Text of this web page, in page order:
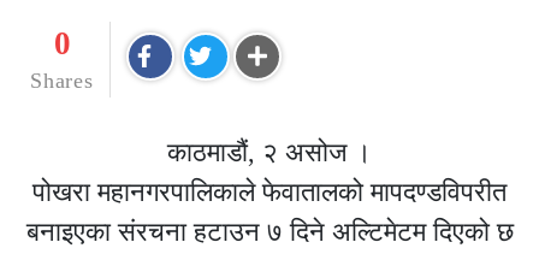
0
Shares
काठमाडौं, २ असोज ।
पोखरा महानगरपालिकाले फेवातालको मापदण्डविपरीत
बनाइएका संरचना हटाउन ७ दिने अल्टिमेटम दिएको छ